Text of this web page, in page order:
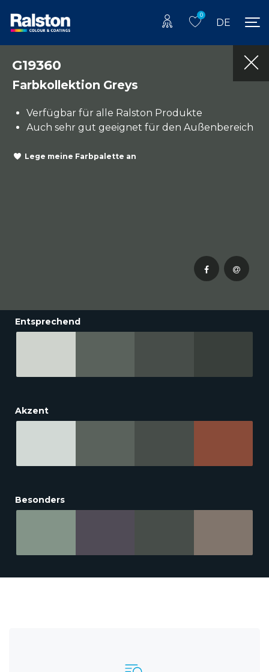
0
DE
G19360
Farbkollektion Greys
Verfügbar für alle Ralston Produkte
Auch sehr gut geeignet für den Außenbereich
Lege meine Farbpalette an
Entsprechend
Akzent
Besonders